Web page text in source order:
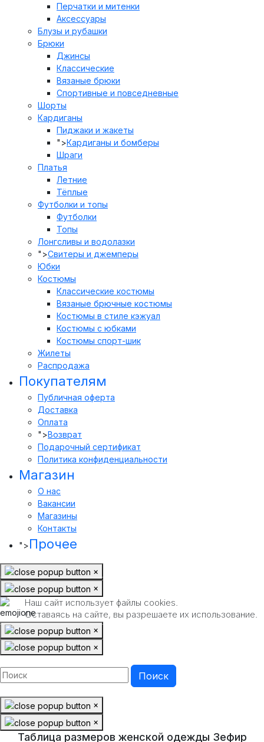
Перчатки и митенки
Аксессуары
Блузы и рубашки
Брюки
Джинсы
Классические
Вязаные брюки
Спортивные и повседневные
Шорты
Кардиганы
Пиджаки и жакеты
">Кардиганы и бомберы
Шраги
Платья
Летние
Тёплые
Футболки и топы
Футболки
Топы
Лонгсливы и водолазки
">Свитеры и джемперы
Юбки
Костюмы
Классические костюмы
Вязаные брючные костюмы
Костюмы в стиле кэжуал
Костюмы с юбками
Костюмы спорт-шик
Жилеты
Распродажа
Покупателям
Публичная оферта
Доставка
Оплата
">Возврат
Подарочный сертификат
Политика конфиденциальности
Магазин
О нас
Вакансии
Магазины
Контакты
">Прочее
×
×
Наш сайт использует файлы cookies.
Оставаясь на сайте, вы разрешаете их использование.
×
×
×
×
Таблица размеров женской одежды Зефир